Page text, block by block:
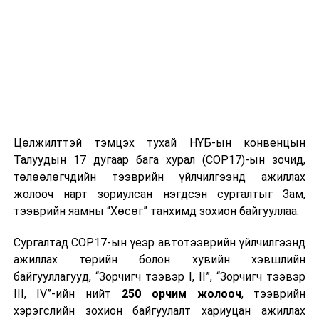
Цөлжилттэй тэмцэх тухай НҮБ-ын конвенцын
Талуудын 17 дугаар бага хурал (COP17)-ын зочид,
төлөөлөгчдийн тээврийн үйлчилгээнд ажиллах
жолооч нарт зориулсан нэгдсэн сургалтыг Зам,
тээврийн яамны “Хөсөг” танхимд зохион байгууллаа.
Сургалтад COP17-ын үеэр автотээврийн үйлчилгээнд
ажиллах төрийн болон хувийн хэвшлийн
байгууллагууд, “Зорчигч тээвэр I, II”, “Зорчигч тээвэр
III, IV”-ийн нийт 250 орчим жолооч, тээврийн
хэрэгслийн зохион байгуулалт хариуцан ажиллах